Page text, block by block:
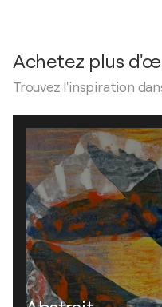
Achetez plus
Trouvez l'inspiration